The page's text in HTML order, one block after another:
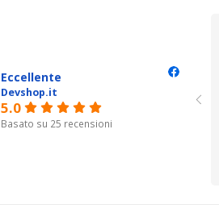
Eccellente
Devshop.it
5.0
Basato su 25 recensioni